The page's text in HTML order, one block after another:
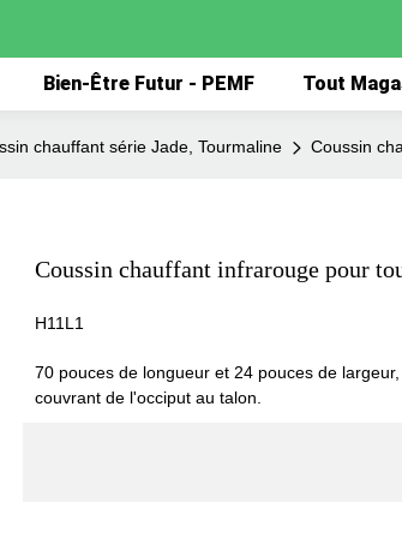
Bien-Être Futur - PEMF Tout
chauffant série Jade, Tourmaline Coussin
Coussin chauffant infrarouge pour
H11L1
70 pouces de longueur et 24 pouces de
couvrant de l'occiput au talon.